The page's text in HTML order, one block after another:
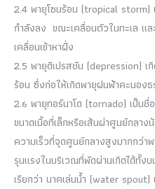
2.4 พายุโซนร้อน (tropical storm)
กำลังลง ขณะเคลื่อนตัวในทะเล แ
เคลื่อนเข้าหาฝั่ง
2.5 พายุดีเปรสชัน (depression) เ
ร้อน ซึ่งก่อให้เกิดพายุฝนฟ้าคะนอง
2.6 พายุทอร์นาโด (tornado) เป็นชื่
ขนาดเนื้อที่เล็กหรือเส้นผ่าศูนย์กลา
ความเร็วที่จุดศูนย์กลางสูงมากกว่า
รุนแรงในบริเวณที่พัดผ่านเกิดได้ทั้ง
เรียกว่า นาคเล่นน้ำ (water spout)